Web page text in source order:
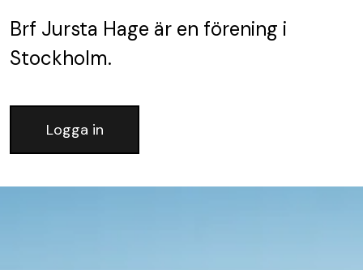
Brf Jursta Hage är en förening i
Stockholm.
Logga in